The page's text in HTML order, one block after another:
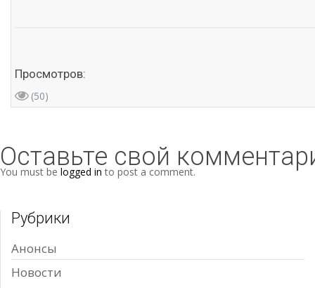
Просмотров:
(50)
Оставьте свой
You must be logged in to post a comment.
Рубрики
Анонсы
Новости